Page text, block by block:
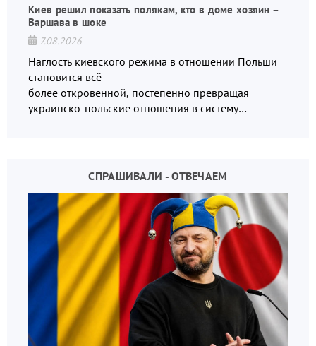
Киев решил показать полякам, кто в доме хозяин –
Варшава в шоке
7.08.2026
Наглость киевского режима в отношении Польши
становится всё
более откровенной, постепенно превращая
украинско-польские отношения в систему
СПРАШИВАЛИ - ОТВЕЧАЕМ